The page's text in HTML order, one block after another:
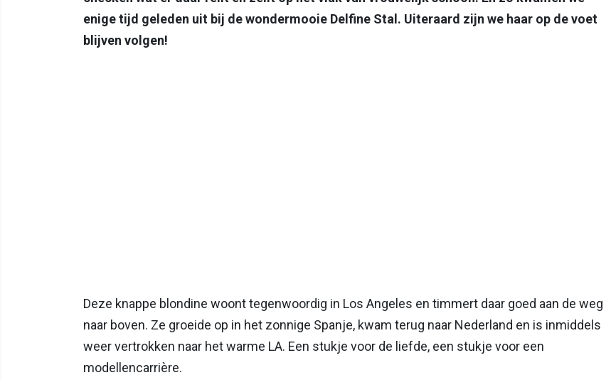
enige tijd geleden uit bij de wondermooie Delfine Stal. Uiteraard zijn we haar op de voet
blijven volgen!
Deze knappe blondine woont tegenwoordig in Los Angeles en timmert daar goed aan de weg
naar boven. Ze groeide op in het zonnige Spanje, kwam terug naar Nederland en is inmiddels
weer vertrokken naar het warme LA. Een stukje voor de liefde, een stukje voor een
modellencarrière.